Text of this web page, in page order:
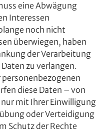
eine Abwägung
Interessen
noch nicht
überwiegen, haben
der Verarbeitung
zu verlangen.
personenbezogenen
diese Daten – von
mit Ihrer Einwilligung
oder Verteidigung
Schutz der Rechte